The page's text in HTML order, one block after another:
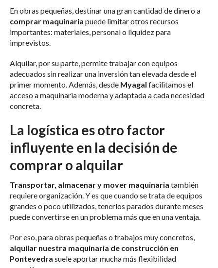
En obras pequeñas, destinar una gran cantidad de dinero a
comprar maquinaria puede limitar otros recursos
importantes: materiales, personal o liquidez para
imprevistos.
Alquilar, por su parte, permite trabajar con equipos
adecuados sin realizar una inversión tan elevada desde el
primer momento. Además, desde Myagal facilitamos el
acceso a maquinaria moderna y adaptada a cada necesidad
concreta.
La logística es otro factor
influyente en la decisión de
comprar o alquilar
Transportar, almacenar y mover maquinaria también
requiere organización. Y es que cuando se trata de equipos
grandes o poco utilizados, tenerlos parados durante meses
puede convertirse en un problema más que en una ventaja.
Por eso, para obras pequeñas o trabajos muy concretos,
alquilar nuestra maquinaria de construcción en
Pontevedra suele aportar mucha más flexibilidad